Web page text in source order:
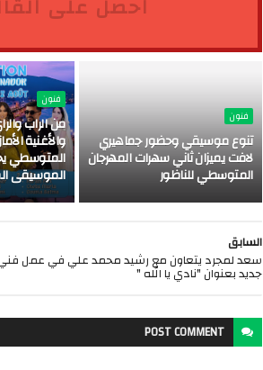
احصل على
فنون
تنوع موسيقي وحضور جماهيري
لافت يميزان ثاني سهرات المهرجان
المتوسطي للناظور
فنون
من الراب
والأغنية
المتوسطي
الموسيقى
السابق
سعد لمجرد يتعاون مع رشيد محمد علي في عمل
جديد بعنوان "نادي يا الله "
POSTCOMMENT